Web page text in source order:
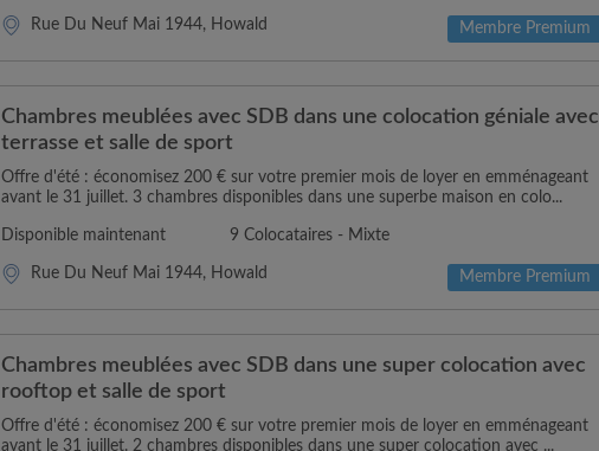
Rue Du Neuf Mai 1944, Howald Membre Premium
Chambres meublées avec SDB dans une colocation géniale avec
terrasse et salle de sport
Offre d'été : économisez 200 € sur votre premier mois de loyer en emménageant
avant le 31 juillet. 3 chambres disponibles dans une superbe maison en colo...
Disponible maintenant 9 Colocataires - Mixte
Rue Du Neuf Mai 1944, Howald Membre Premium
Chambres meublées avec SDB dans une super colocation avec
rooftop et salle de sport
Offre d'été : économisez 200 € sur votre premier mois de loyer en emménageant
avant le 31 juillet. 2 chambres disponibles dans une super colocation avec ...